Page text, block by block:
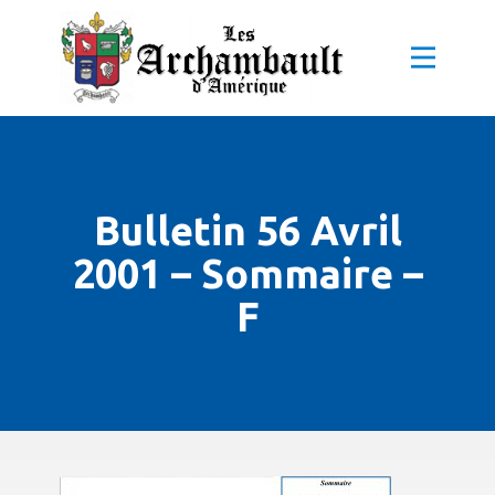
Bulletin 56 Avril
2001 – Sommaire –
F